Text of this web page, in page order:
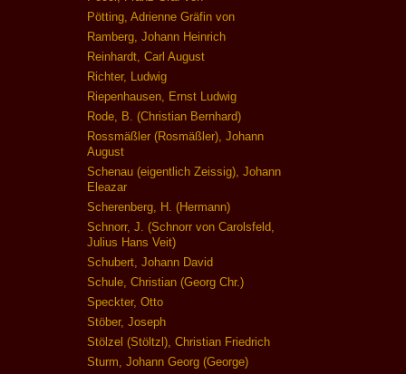
Pötting, Adrienne Gräfin von
Ramberg, Johann Heinrich
Reinhardt, Carl August
Richter, Ludwig
Riepenhausen, Ernst Ludwig
Rode, B. (Christian Bernhard)
Rossmäßler (Rosmäßler), Johann
August
Schenau (eigentlich Zeissig), Johann
Eleazar
Scherenberg, H. (Hermann)
Schnorr, J. (Schnorr von Carolsfeld,
Julius Hans Veit)
Schubert, Johann David
Schule, Christian (Georg Chr.)
Speckter, Otto
Stöber, Joseph
Stölzel (Stöltzl), Christian Friedrich
Sturm, Johann Georg (George)